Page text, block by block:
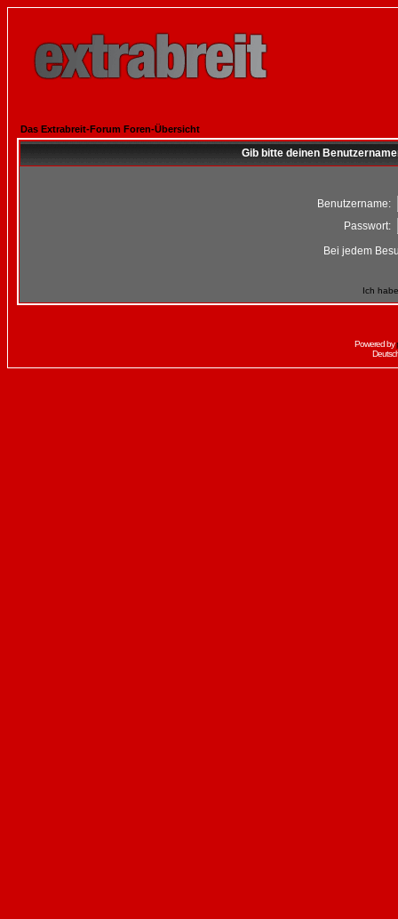
Das Extrabreit-Forum Foren-Übersicht
Gib bitte deinen
Benutzername:
Passwort:
Bei jedem
Ich
Powered by